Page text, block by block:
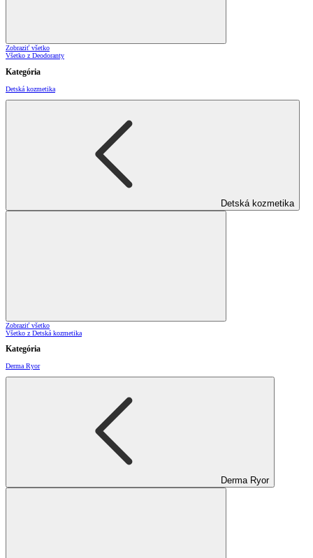
Zobraziť všetko
Všetko z Deodoranty
Kategória
Detská kozmetika
Detská kozmetika
Zobraziť všetko
Všetko z Detská kozmetika
Kategória
Derma Ryor
Derma Ryor